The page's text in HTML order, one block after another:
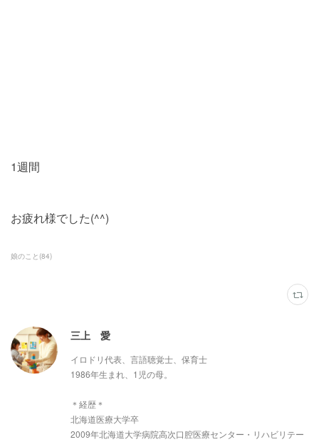
1週間
お疲れ様でした(^^)
娘のこと (84)
三上 愛
イロドリ代表、言語聴覚士、保育士
1986年生まれ、1児の母。
＊経歴＊
北海道医療大学卒
2009年北海道大学病院高次口腔医療センター・リハビリテー